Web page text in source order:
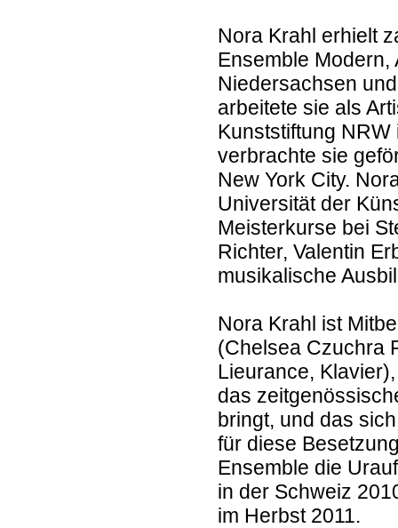
Nora Krahl erhielt
Ensemble Modern,
Niedersachsen
arbeitete sie als
Kunststiftung
verbrachte sie
New York City.
Universität der
Meisterkurse bei
Richter, Valentin
musikalische
Nora Krahl ist
(Chelsea Czuchra
Lieurance,
das
bringt, und das
für diese
Ensemble die
in der Schweiz
im Herbst 2011.